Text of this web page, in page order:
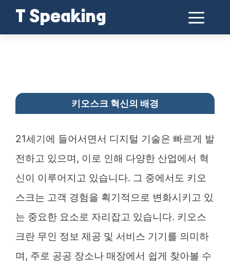
Skip
content
T Speaking
키오스크 혁신의 배경
21세기에 들어서면서 디지털 기술은 빠르게 발
전하고 있으며, 이로 인해 다양한 산업에서 혁
신이 이루어지고 있습니다. 그 중에서도 키오
스크는 고객 경험을 획기적으로 변화시키고 있
는 중요한 요소로 자리잡고 있습니다. 키오스
크란 무인 정보 제공 및 서비스 기기를 의미하
며, 주로 공공 장소나 매장에서 쉽게 찾아볼 수